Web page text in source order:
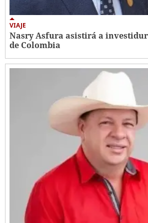
VIAJE
Nasry Asfura asistirá a
de Colombia